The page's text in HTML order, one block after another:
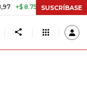
8.753,81 +2,19% TASA
SUSCRÍBASE